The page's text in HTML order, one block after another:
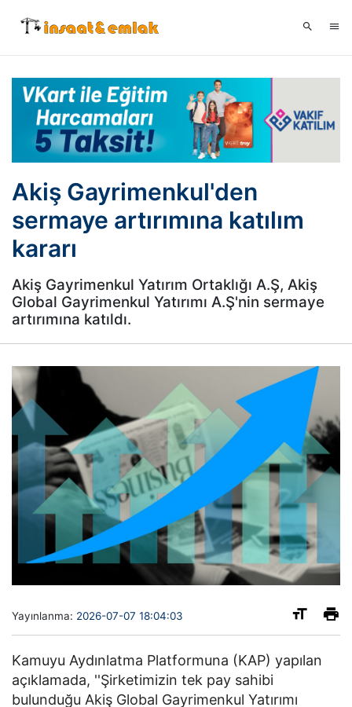
Akiş Gayrimenkul'den
sermaye artırımına katılım
kararı
Akiş Gayrimenkul Yatırım Ortaklığı A.Ş, Akiş
Global Gayrimenkul Yatırımı A.Ş'nin sermaye
artırımına katıldı.
Yayınlanma: 2026-07-07 18:04:03
Kamuyu Aydınlatma Platformuna (KAP) yapılan
açıklamada, ''Şirketimizin tek pay sahibi
bulunduğu Akiş Global Gayrimenkul Yatırımı